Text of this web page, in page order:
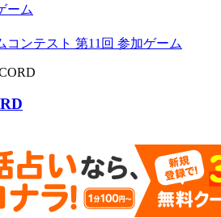
ーム
コンテスト 第11回 参加ゲーム